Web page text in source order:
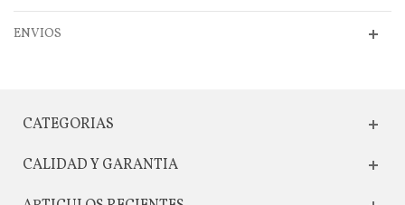
ENVIOS
CATEGORIAS
CALIDAD Y GARANTIA